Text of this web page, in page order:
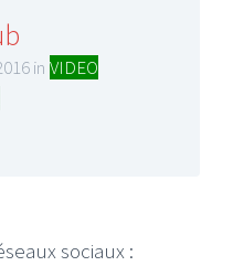
in VIDEO
sociaux :